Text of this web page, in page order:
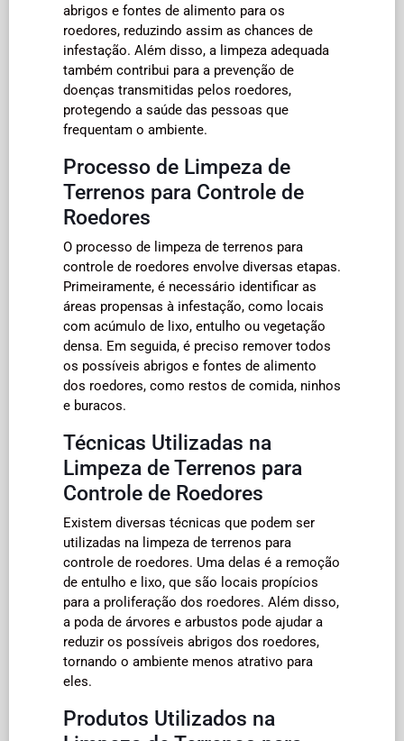
abrigos e fontes de alimento para os
roedores, reduzindo assim as chances de
infestação. Além disso, a limpeza adequada
também contribui para a prevenção de
doenças transmitidas pelos roedores,
protegendo a saúde das pessoas que
frequentam o ambiente.
Processo de Limpeza de
Terrenos para Controle de
Roedores
O processo de limpeza de terrenos para
controle de roedores envolve diversas etapas.
Primeiramente, é necessário identificar as
áreas propensas à infestação, como locais
com acúmulo de lixo, entulho ou vegetação
densa. Em seguida, é preciso remover todos
os possíveis abrigos e fontes de alimento
dos roedores, como restos de comida, ninhos
e buracos.
Técnicas Utilizadas na
Limpeza de Terrenos para
Controle de Roedores
Existem diversas técnicas que podem ser
utilizadas na limpeza de terrenos para
controle de roedores. Uma delas é a remoção
de entulho e lixo, que são locais propícios
para a proliferação dos roedores. Além disso,
a poda de árvores e arbustos pode ajudar a
reduzir os possíveis abrigos dos roedores,
tornando o ambiente menos atrativo para
eles.
Produtos Utilizados na